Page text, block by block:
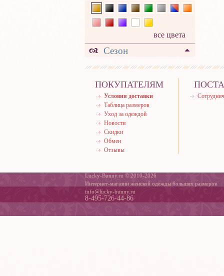
все цвета
Сезон
ПОКУПАТЕЛЯМ
Условия доставки
Таблица размеров
Уход за одеждой
Новости
Скидки
Обмен
Отзывы
Lucky-Bunny.ru © 2010-2026
Интернет-магазин женской одежды больших размеров
info@lucky-bunny.ru
8-495-726-44-86